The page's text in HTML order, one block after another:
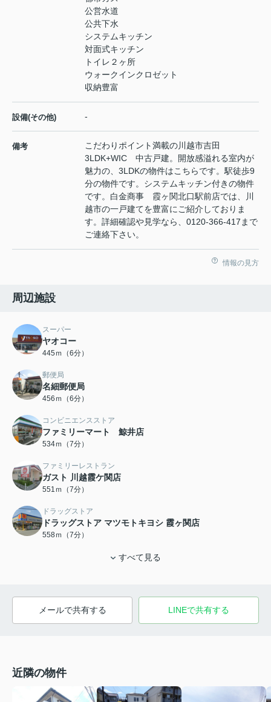
公営水道
公共下水
システムキッチン
対面式キッチン
トイレ２ヶ所
ウォークインクロゼット
収納豊富
設備(その他) -
備考
こだわりポイント満載の川越市吉田
3LDK+WIC 中古戸建。開放感溢れる室内が
魅力の、3LDKの物件はこちらです。駅徒歩9
分の物件です。システムキッチン付きの物件
です。白金商事 霞ヶ関北口駅前店では、川
越市の一戸建てを豊富にご紹介しておりま
す。詳細確認や見学なら、0120-366-417まで
ご連絡下さい。
情報の見方
周辺施設
スーパー
ヤオコー
445ｍ（6分）
郵便局
名細郵便局
456ｍ（6分）
コンビニエンスストア
ファミリーマート 鯨井店
534ｍ（7分）
ファミリーレストラン
ガスト 川越霞ケ関店
551ｍ（7分）
ドラッグストア
ドラッグストア マツモトキヨシ 霞ヶ関店
558ｍ（7分）
すべて見る
メールで共有する LINEで共有する
近隣の物件